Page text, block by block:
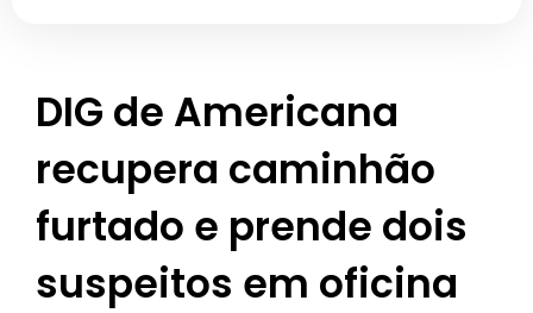
DIG de Americana
recupera caminhão
furtado e prende dois
suspeitos em oficina